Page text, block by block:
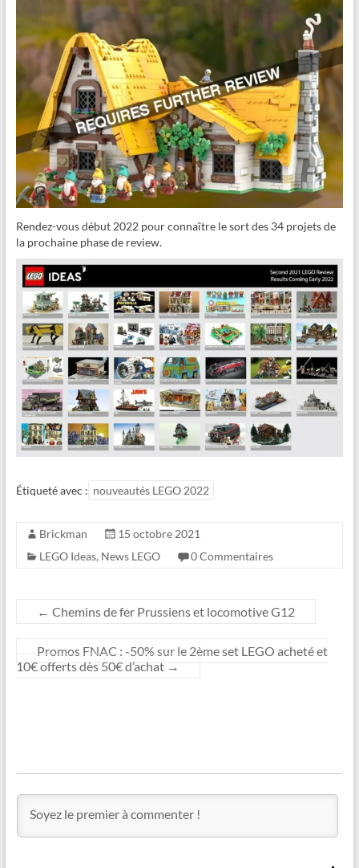
Rendez-vous début 2022 pour connaître le sort des 34 projets de
la prochaine phase de review.
Étiqueté avec : nouveautés LEGO 2022
Brickman
15 octobre 2021
LEGO Ideas, News LEGO 0 Commentaires
← Chemins de fer Prussiens et locomotive G12
Promos FNAC : -50% sur le 2ème set LEGO acheté et
10€ offerts dès 50€ d’achat →